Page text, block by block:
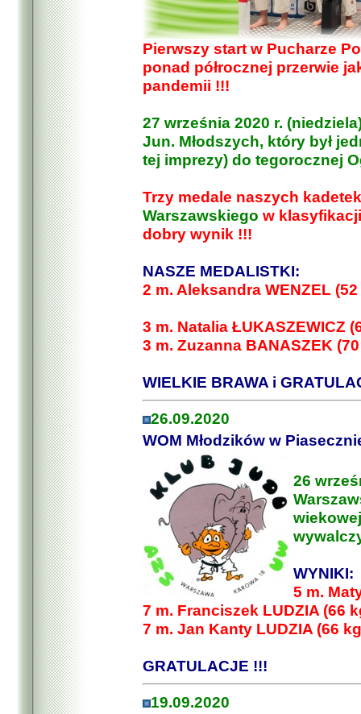
Pierwszy start w Pucharze
ponad półrocznej przerwie
pandemii !!!
27 września 2020 r.
Jun. Młodszych, który był
tej imprezy) do tegorocznej
Trzy medale naszych
Warszawskiego w
dobry wynik !!!
NASZE MEDALISTKI:
2 m. Aleksandra WENZEL
3 m. Natalia ŁUKASZEWICZ
3 m. Zuzanna BANASZEK
WIELKIE BRAWA i
26.09.2020
WOM Młodzików w
26
WYNIKI:
5 m.
7 m. Franciszek LUDZIA (66
7 m. Jan Kanty LUDZIA (66
GRATULACJE !!!
19.09.2020